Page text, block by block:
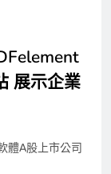
展示企業
體A股上市公司